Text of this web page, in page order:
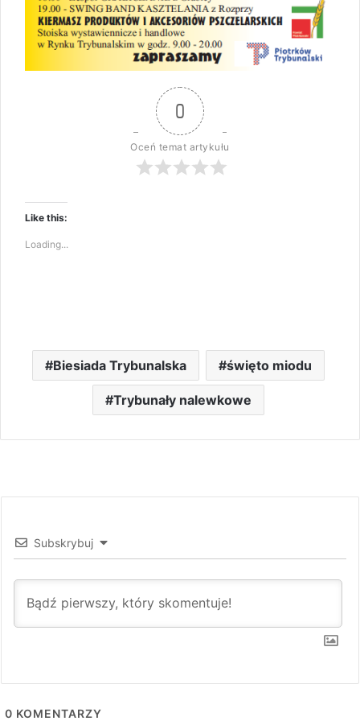
0
Oceń temat artykułu
Like this:
Loading...
Biesiada Trybunalska święto miodu
Trybunały nalewkowe
Subskrybuj
0 KOMENTARZY